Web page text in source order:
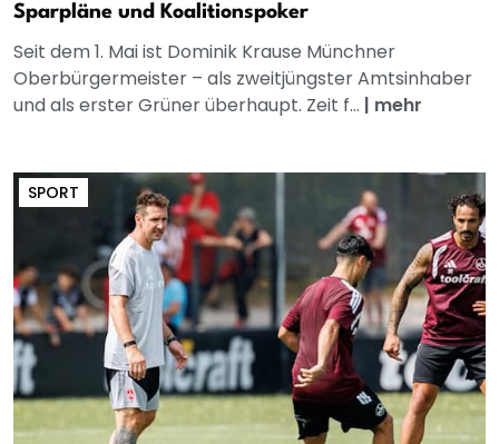
Sparpläne und Koalitionspoker
Seit dem 1. Mai ist Dominik Krause Münchner
Oberbürgermeister – als zweitjüngster Amtsinhaber
und als erster Grüner überhaupt. Zeit f... | mehr
SPORT